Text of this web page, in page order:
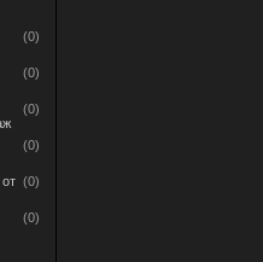
(0)
(0)
(0)
(0)
(0)
(0)